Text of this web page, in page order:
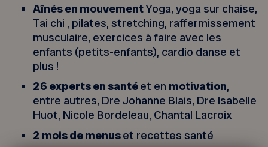
Aînés en mouvementYoga, yoga sur chaise,
Tai chi , pilates, stretching, raffermissement
musculaire, exercices à faire avec les
enfants (petits-enfants), cardio danse et
plus !
26 experts en santéet en motivation,
entre autres, Dre Johanne Blais, Dre Isabelle
Huot, Nicole Bordeleau, Chantal Lacroix
2 mois de menuset recettes santé